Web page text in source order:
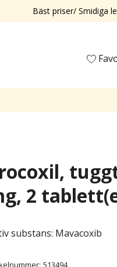
Bäst priser/ Smidiga
2
substans: Mavacoxib
513494